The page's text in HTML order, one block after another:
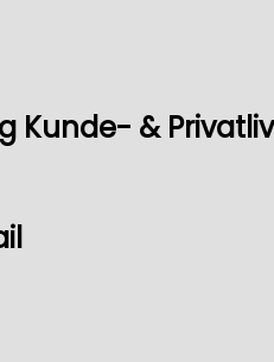
Kunde- &